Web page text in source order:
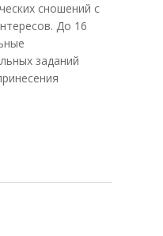
сношений с
До 16
заданий